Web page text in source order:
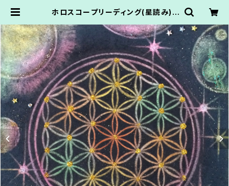
ホロスコープリーディング(星読み)2
フアート | AtelierNanbancafe.
かてなまゆ